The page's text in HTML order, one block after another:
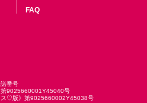
FAQ
番号
第9025660001Y45040号
ス♡版》第9025660002Y45038号